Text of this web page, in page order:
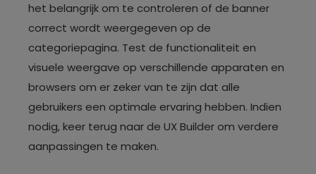
het belangrijk om te controleren of de banner
correct wordt weergegeven op de
categoriepagina. Test de functionaliteit en
visuele weergave op verschillende apparaten en
browsers om er zeker van te zijn dat alle
gebruikers een optimale ervaring hebben. Indien
nodig, keer terug naar de UX Builder om verdere
aanpassingen te maken.